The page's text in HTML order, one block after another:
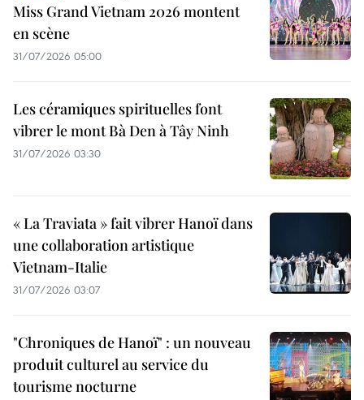
Miss Grand Vietnam 2026 montent
en scène
31/07/2026 05:00
Les céramiques spirituelles font
vibrer le mont Bà Den à Tây Ninh
31/07/2026 03:30
« La Traviata » fait vibrer Hanoï dans
une collaboration artistique
Vietnam-Italie
31/07/2026 03:07
"Chroniques de Hanoï" : un nouveau
produit culturel au service du
tourisme nocturne